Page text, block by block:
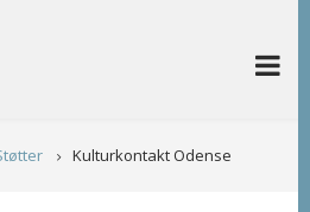
Kulturkontakt Odense